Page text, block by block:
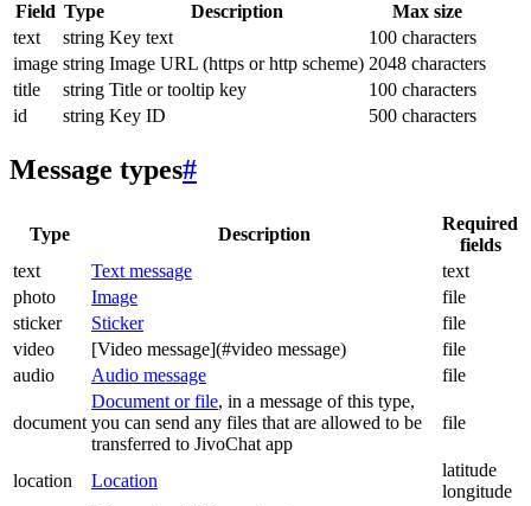
Field Type Description
Max size
text
string Key text
100 characters
image string Image URL (https or http scheme) 2048 characters
title
string Title or tooltip key
100 characters
id
string Key ID 500 characters
Message types#
Type Description
Required
fields
text
Text message
text
photo
Image
file
sticker
Sticker
file
video
[Video message](#video message)
file
audio
Audio message file
document
Document or file, in a message of this type,
you can send any files that are allowed to be
transferred to JivoChat app
file
location Location
latitude
longitude